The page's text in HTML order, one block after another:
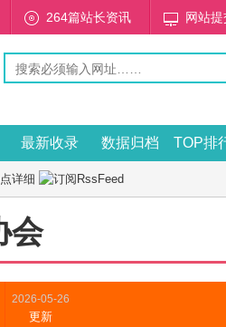
264篇站长资讯 网站提
最新收录 数据归档 TOP排
详细
会
2026-05-26
更新